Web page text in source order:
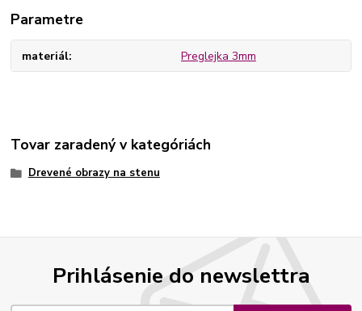
Parametre
materiál Preglejka 3mm
Tovar zaradený v kategóriách
Drevené obrazy na stenu
Prihlásenie do newslettra